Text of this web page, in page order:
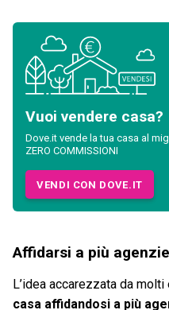
Vuoi vendere casa?
Dove.it vende la tua casa al
ZERO COMMISSIONI
VENDI CON DOVE.IT
Affidarsi a più
L’idea accarezzata da
casa affidandosi a più